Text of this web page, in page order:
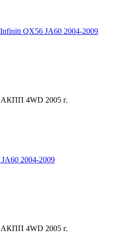
QX56 JA60 2004-2009
АКПП 4WD 2005 г.
2004-2009
АКПП 4WD 2005 г.